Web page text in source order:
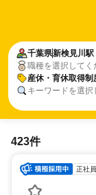
千葉県新検見川駅
職種を選択してく
産休・育休取得制
キーワードを選
423件
正社員